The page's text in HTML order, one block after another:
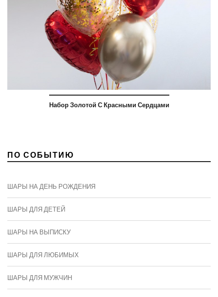
Набор Золотой С Красными Сердцами
ПО СОБЫТИЮ
ШАРЫ НА ДЕНЬ РОЖДЕНИЯ
ШАРЫ ДЛЯ ДЕТЕЙ
ШАРЫ НА ВЫПИСКУ
ШАРЫ ДЛЯ ЛЮБИМЫХ
ШАРЫ ДЛЯ МУЖЧИН